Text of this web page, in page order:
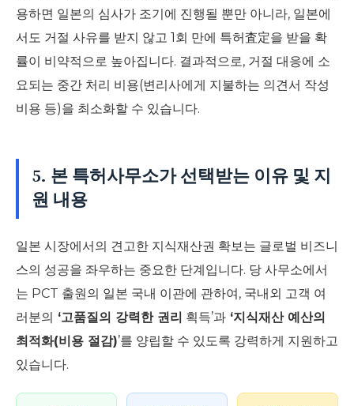
용하면 일본의 심사가 조기에 진행될 뿐만 아니라, 일본에
서도 거절 사유를 받지 않고 1회 만에 특허査定을 받을 확
률이 비약적으로 높아집니다. 결과적으로, 거절 대응에 소
요되는 중간 처리 비용(변리사에게 지불하는 의견서 작성
비용 등)을 최소화할 수 있습니다.
5. 본 특허사무소가 선택받는 이유 및 지
원 내용
일본 시장에서의 견고한 지식재산권 확보는 글로벌 비즈니
스의 성공을 좌우하는 중요한 단계입니다. 당 사무소에서
는 PCT 출원의 일본 국내 이관에 관하여, 국내외 고객 여
러분의 ‘고품질의 강력한 권리 획득’과 ‘지식재산 예산의
최적화(비용 절감)’를 양립할 수 있도록 강력하게 지원하고
있습니다.